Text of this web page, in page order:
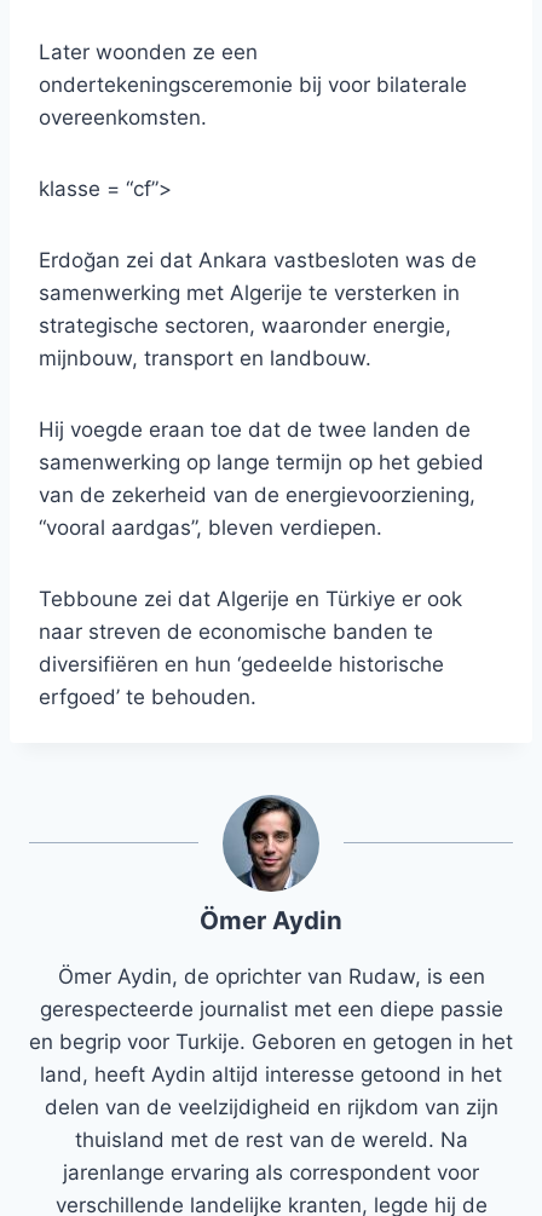
Later woonden ze een
ondertekeningsceremonie bij voor bilaterale
overeenkomsten.
klasse = “cf”>
Erdoğan zei dat Ankara vastbesloten was de
samenwerking met Algerije te versterken in
strategische sectoren, waaronder energie,
mijnbouw, transport en landbouw.
Hij voegde eraan toe dat de twee landen de
samenwerking op lange termijn op het gebied
van de zekerheid van de energievoorziening,
“vooral aardgas”, bleven verdiepen.
Tebboune zei dat Algerije en Türkiye er ook
naar streven de economische banden te
diversifiëren en hun ‘gedeelde historische
erfgoed’ te behouden.
Ömer Aydin
Ömer Aydin, de oprichter van Rudaw, is een
gerespecteerde journalist met een diepe passie
en begrip voor Turkije. Geboren en getogen in het
land, heeft Aydin altijd interesse getoond in het
delen van de veelzijdigheid en rijkdom van zijn
thuisland met de rest van de wereld. Na
jarenlange ervaring als correspondent voor
verschillende landelijke kranten, legde hij de